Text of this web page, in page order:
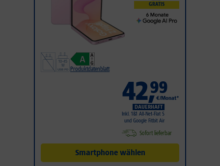
GRATIS
Produktdatenblatt
42,99
€/Monat*
DAUERHAFT
Inkl. 1&1 All-Net-Flat S
und Google Fitbit Air
Sofort lieferbar
Smartphone wählen